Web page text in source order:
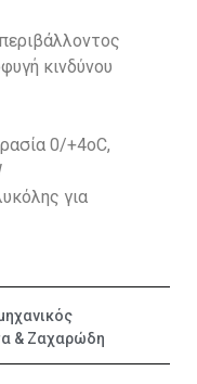
κινδύνου
0/+4οC,
για
& Ζαχαρώδη